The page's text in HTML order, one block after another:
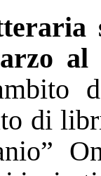
al
di